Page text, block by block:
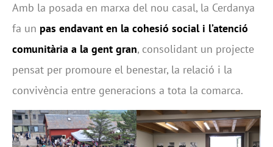
Amb la posada en marxa del nou casal, la Cerdanya
fa un pas endavant en la cohesió social i l’atenció
comunitària a la gent gran, consolidant un projecte
pensat per promoure el benestar, la relació i la
convivència entre generacions a tota la comarca.